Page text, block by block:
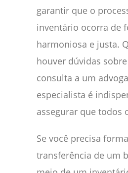
garantir que o
inventário ocorra de
harmoniosa e justa.
houver dúvidas
consulta a um
especialista é
assegurar que todos
Se você precisa
transferência de um